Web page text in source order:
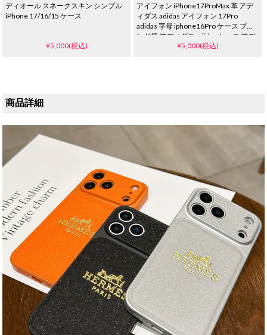
ディオール スネークスキン シンプル
iPhone 17/16/15 ケース
¥5,000(税込)
アイフォン iPhone17ProMax 革 アデ
ィダス adidas アイフォン 17Pro
adidas 字母 iphone16Pro ケース ブラ
ンド柄 アディダス adidas ケース アデ
ィダス adidas アイホン
¥5,000(税込)
商品詳細